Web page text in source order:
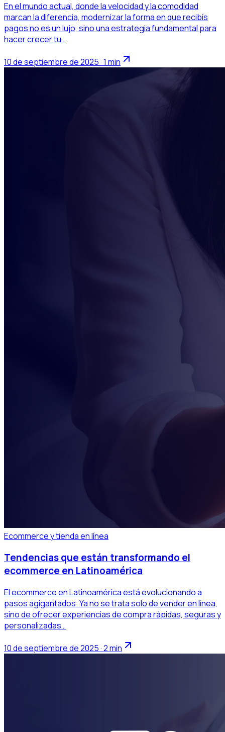
En el mundo actual, donde la velocidad y la comodidad
marcan la diferencia, modernizar la forma en que recibís
pagos no es un lujo, sino una estrategia fundamental para
hacer crecer tu…
10 de septiembre de 2025 · 1 min
Ecommerce y tienda en línea
Tendencias que están transformando el
ecommerce en Latinoamérica
El ecommerce en Latinoamérica está evolucionando a
pasos agigantados. Ya no se trata solo de vender en línea,
sino de ofrecer experiencias de compra rápidas, seguras y
personalizadas…
10 de septiembre de 2025 · 2 min